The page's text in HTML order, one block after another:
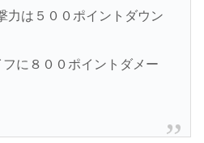
力は５００ポイントダウン
に８００ポイントダメー